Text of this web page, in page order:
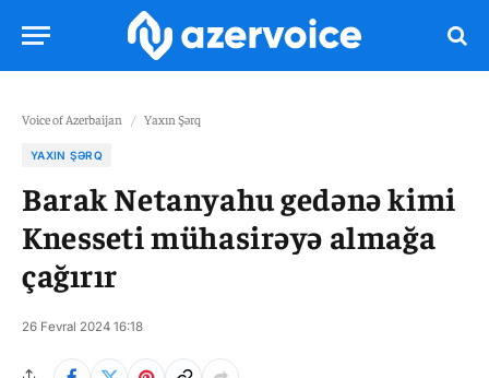
Voice of Azerbaijan / Yaxın Şərq
YAXIN ŞƏRQ
Barak Netanyahu gedənə kimi
Knesseti mühasirəyə almağa
çağırır
26 Fevral 2024 16:18